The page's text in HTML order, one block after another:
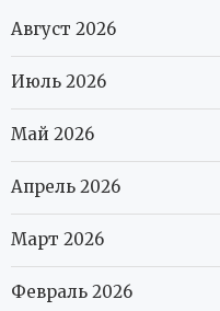
Август 2026
Июль 2026
Май 2026
Апрель 2026
Март 2026
Февраль 2026